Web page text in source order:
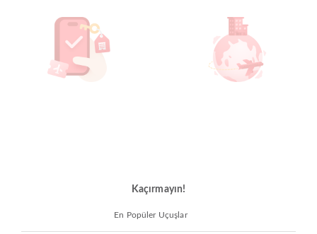
Kaçırmayın!
En Popüler Uçuşlar